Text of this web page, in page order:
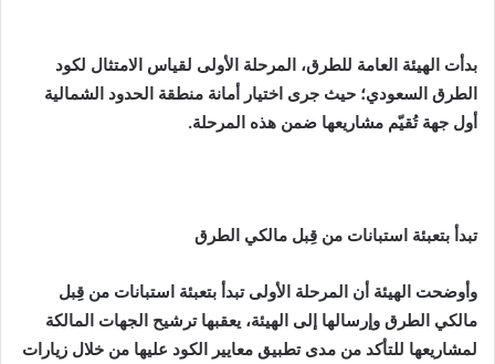
بدأت الهيئة العامة للطرق، المرحلة الأولى لقياس الامتثال لكود
الطرق السعودي؛ حيث جرى اختيار أمانة منطقة الحدود الشمالية
أول جهة تُقيّم مشاريعها ضمن هذه المرحلة.
تبدأ بتعبئة استبانات من قِبل مالكي الطرق
وأوضحت الهيئة أن المرحلة الأولى تبدأ بتعبئة استبانات من قِبل
مالكي الطرق وإرسالها إلى الهيئة، يعقبها ترشيح الجهات المالكة
لمشاريعها للتأكد من مدى تطبيق معايير الكود عليها من خلال زيارات